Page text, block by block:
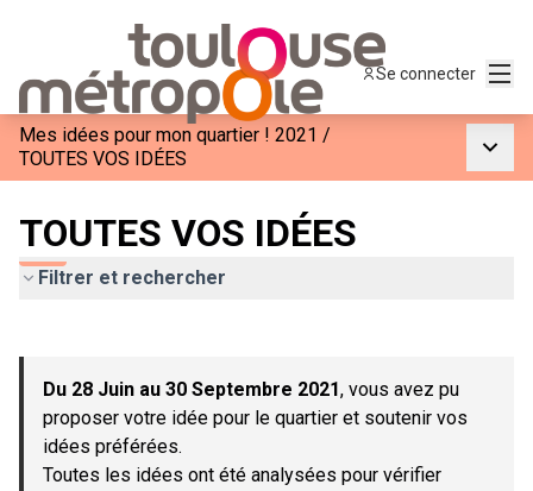
Se connecter
Mes idées pour mon quartier ! 2021 /
TOUTES VOS IDÉES
TOUTES VOS IDÉES
Filtrer et rechercher
−
Du 28 Juin au 30 Septembre 2021, vous avez pu
proposer votre idée pour le quartier et soutenir vos
idées préférées.
Toutes les idées ont été analysées pour vérifier